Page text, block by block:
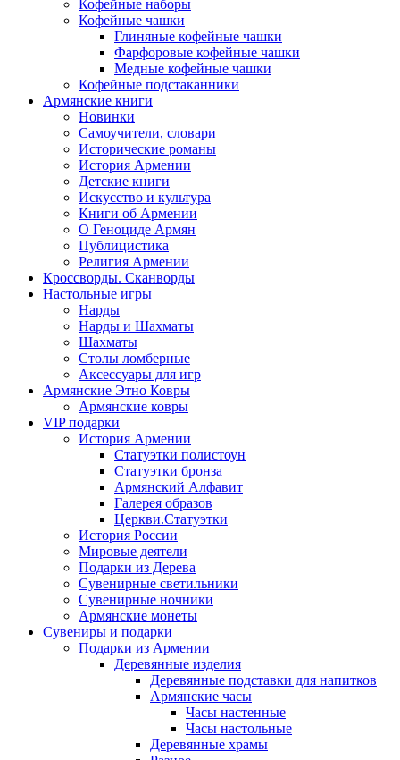
Кофейные наборы
Кофейные чашки
Глиняные кофейные чашки
Фарфоровые кофейные чашки
Медные кофейные чашки
Кофейные подстаканники
Армянские книги
Новинки
Самоучители, словари
Исторические романы
История Армении
Детские книги
Иcкусство и культура
Книги об Армении
О Геноциде Армян
Публицистика
Религия Армении
Кроссворды. Сканворды
Настольные игры
Нарды
Нарды и Шахматы
Шахматы
Столы ломберные
Аксессуары для игр
Армянские Этно Ковры
Армянские ковры
VIP подарки
История Армении
Статуэтки полистоун
Статуэтки бронза
Армянский Алфавит
Галерея образов
Церкви.Статуэтки
История России
Мировые деятели
Подарки из Дерева
Сувенирные светильники
Сувенирные ночники
Армянские монеты
Сувениры и подарки
Подарки из Армении
Деревянные изделия
Деревянные подставки для напитков
Армянские часы
Часы настенные
Часы настольные
Деревянные храмы